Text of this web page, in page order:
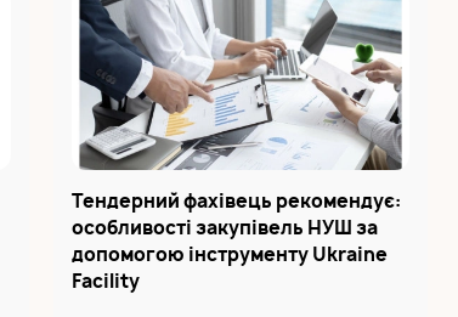
Тендерний фахівець рекомендує:
особливості закупівель НУШ за
допомогою інструменту Ukraine
Facility